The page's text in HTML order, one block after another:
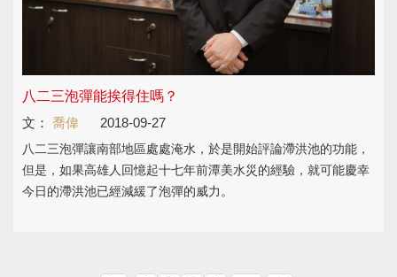
八二三泡彈能挨得住嗎？
文： 喬偉 2018-09-27
八二三泡彈讓南部地區處處淹水，於是開始評論滯洪池的功能，
但是，如果高雄人回憶起十七年前潭美水災的經驗，就可能慶幸
今日的滯洪池已經減緩了泡彈的威力。